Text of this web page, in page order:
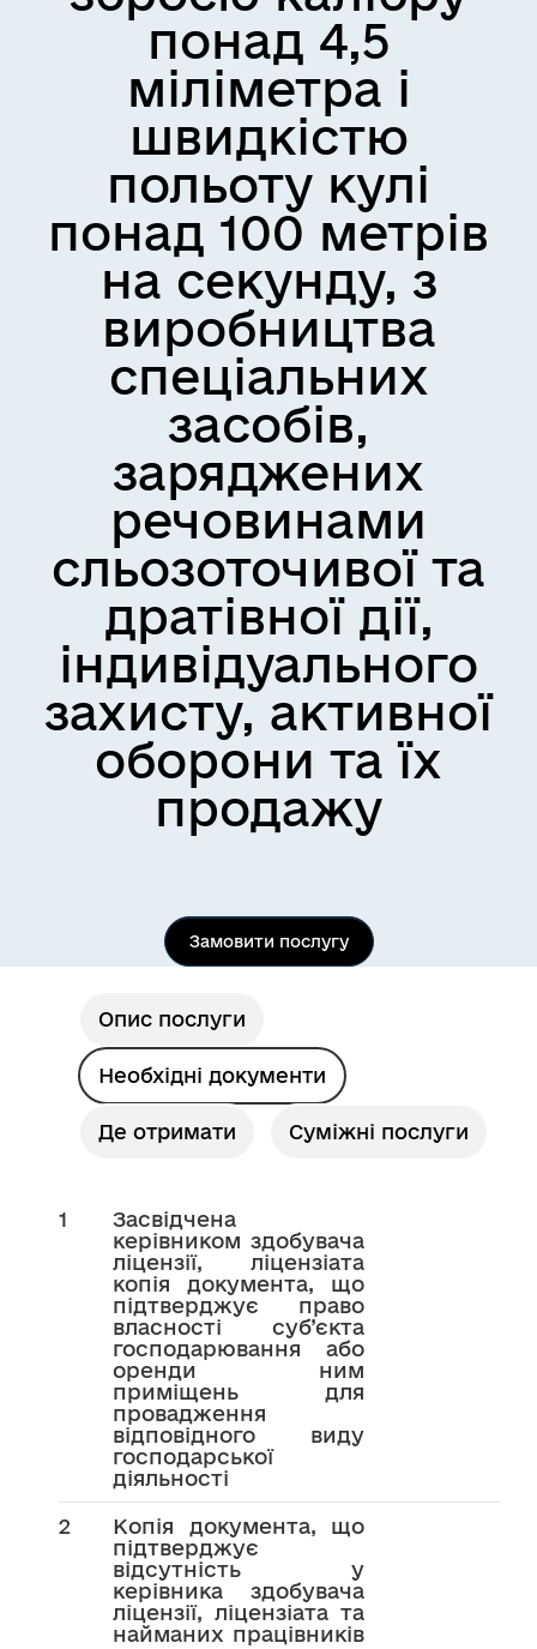
понад 4,5
міліметра і
швидкістю
польоту кулі
понад 100 метрів
на секунду, з
виробництва
спеціальних
засобів,
заряджених
речовинами
сльозоточивої та
дратівної дії,
індивідуального
захисту, активної
оборони та їх
продажу
Замовити послугу
Опис послуги
Необхідні документи
Де отримати Суміжні послуги
1
Засвідчена
керівником здобувача
ліцензії, ліцензіата
копія документа, що
підтверджує право
власності суб’єкта
господарювання або
оренди ним
приміщень для
провадження
відповідного виду
господарської
діяльності
2
Копія документа, що
підтверджує
відсутність у
керівника здобувача
ліцензії, ліцензіата та
найманих працівників